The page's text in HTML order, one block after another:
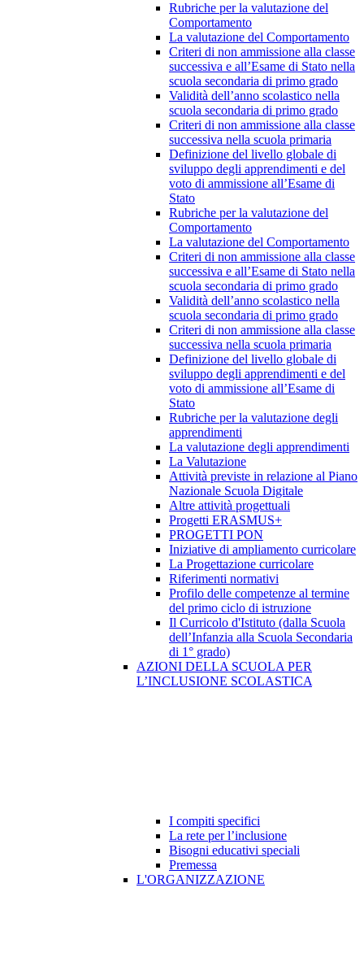
Rubriche per la valutazione del
Comportamento
La valutazione del Comportamento
Criteri di non ammissione alla classe
successiva e all’Esame di Stato nella
scuola secondaria di primo grado
Validità dell’anno scolastico nella
scuola secondaria di primo grado
Criteri di non ammissione alla classe
successiva nella scuola primaria
Definizione del livello globale di
sviluppo degli apprendimenti e del
voto di ammissione all’Esame di
Stato
Rubriche per la valutazione del
Comportamento
La valutazione del Comportamento
Criteri di non ammissione alla classe
successiva e all’Esame di Stato nella
scuola secondaria di primo grado
Validità dell’anno scolastico nella
scuola secondaria di primo grado
Criteri di non ammissione alla classe
successiva nella scuola primaria
Definizione del livello globale di
sviluppo degli apprendimenti e del
voto di ammissione all’Esame di
Stato
Rubriche per la valutazione degli
apprendimenti
La valutazione degli apprendimenti
La Valutazione
Attività previste in relazione al Piano
Nazionale Scuola Digitale
Altre attività progettuali
Progetti ERASMUS+
PROGETTI PON
Iniziative di ampliamento curricolare
La Progettazione curricolare
Riferimenti normativi
Profilo delle competenze al termine
del primo ciclo di istruzione
Il Curricolo d'Istituto (dalla Scuola
dell’Infanzia alla Scuola Secondaria
di 1° grado)
AZIONI DELLA SCUOLA PER
L’INCLUSIONE SCOLASTICA
I compiti specifici
La rete per l’inclusione
Bisogni educativi speciali
Premessa
L'ORGANIZZAZIONE